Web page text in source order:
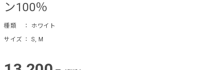
ン100％
種類
： ホワイト
サイズ ： S, M